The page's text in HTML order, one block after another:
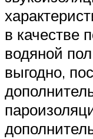
в качестве
водяной
выгодно,